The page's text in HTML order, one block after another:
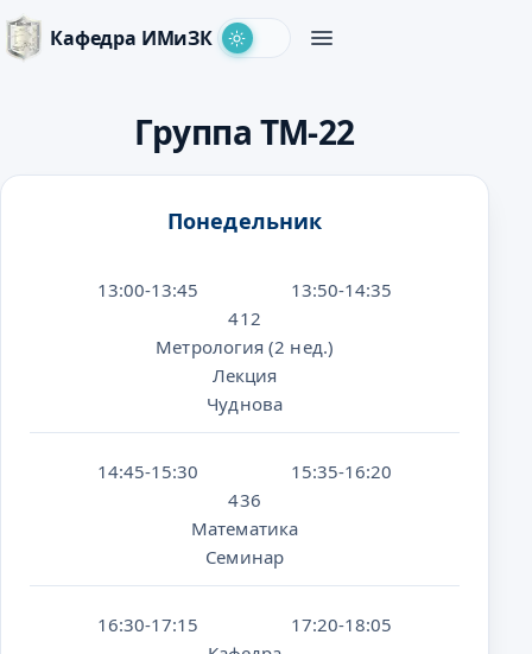
Кафедра ИМиЗК
Группа ТМ-22
Понедельник
13:00-13:45
13:50-14:35
412
Метрология (2 нед.)
Лекция
Чуднова
14:45-15:30
15:35-16:20
436
Математика
Семинар
16:30-17:15
17:20-18:05